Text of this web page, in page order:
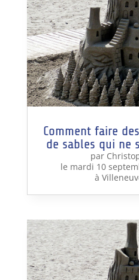
Comment faire
de sables qui ne
par
le mardi 10
à